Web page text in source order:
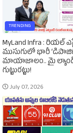
TRENDING
MyLand Infra : రియల్
ముసుగులో భారీ
మాయాజాలం.. మై
గుట్టురట్టు!
July 07, 2026